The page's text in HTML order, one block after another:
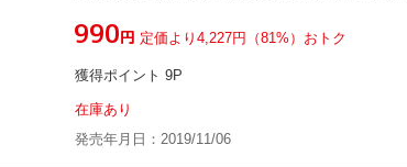
¥990円 定価より4,227円（81%）おトク
獲得ポイント 9P
在庫あり
発売年月日：2019/11/06